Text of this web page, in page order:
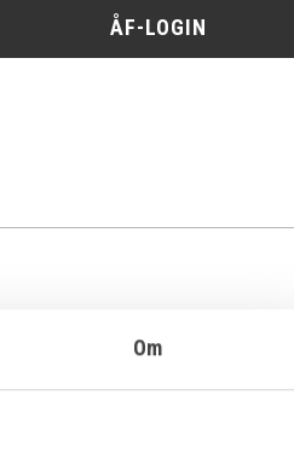
Om
ÅF-LOGIN